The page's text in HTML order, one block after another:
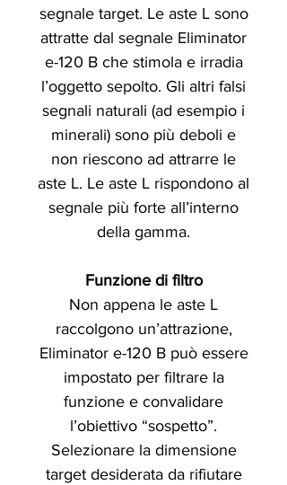
segnale target. Le aste L sono
attratte dal segnale Eliminator
e-120 B che stimola e irradia
l’oggetto sepolto. Gli altri falsi
segnali naturali (ad esempio i
minerali) sono più deboli e
non riescono ad attrarre le
aste L. Le aste L rispondono al
segnale più forte all’interno
della gamma.
Funzione di filtro
Non appena le aste L
raccolgono un’attrazione,
Eliminator e-120 B può essere
impostato per filtrare la
funzione e convalidare
l’obiettivo “sospetto”.
Selezionare la dimensione
target desiderata da rifiutare